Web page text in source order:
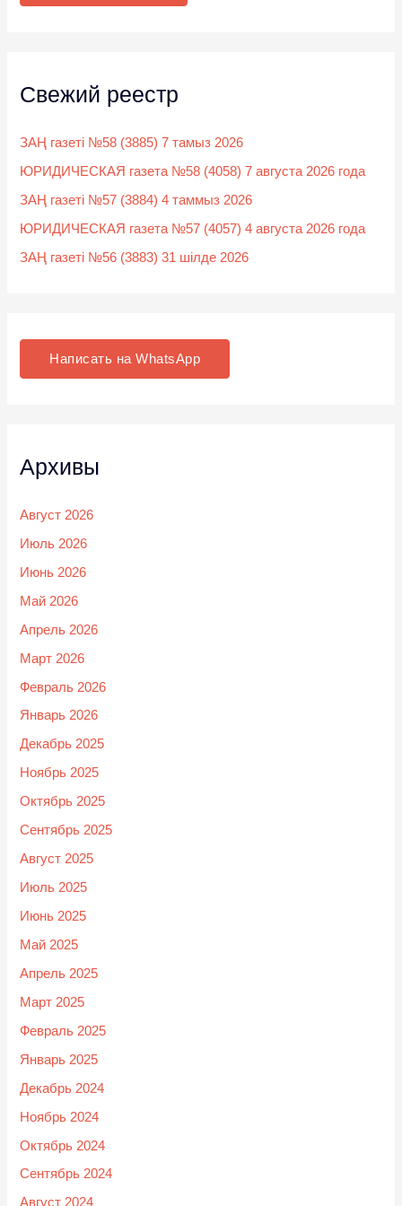
Свежий реестр
ЗАҢ газеті №58 (3885) 7 тамыз 2026
ЮРИДИЧЕСКАЯ газета №58 (4058) 7 августа 2026 года
ЗАҢ газеті №57 (3884) 4 таммыз 2026
ЮРИДИЧЕСКАЯ газета №57 (4057) 4 августа 2026 года
ЗАҢ газеті №56 (3883) 31 шілде 2026
Написать на WhatsApp
Архивы
Август 2026
Июль 2026
Июнь 2026
Май 2026
Апрель 2026
Март 2026
Февраль 2026
Январь 2026
Декабрь 2025
Ноябрь 2025
Октябрь 2025
Сентябрь 2025
Август 2025
Июль 2025
Июнь 2025
Май 2025
Апрель 2025
Март 2025
Февраль 2025
Январь 2025
Декабрь 2024
Ноябрь 2024
Октябрь 2024
Сентябрь 2024
Август 2024